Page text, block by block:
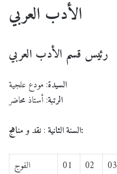
الأدب العربي
رئيس قسم الأدب العربي
السيدة: مودع علجية
الرتبة: أستاذ محاضر
السنة الثانية: نقد و مناهج:
الفوج 01 02 03